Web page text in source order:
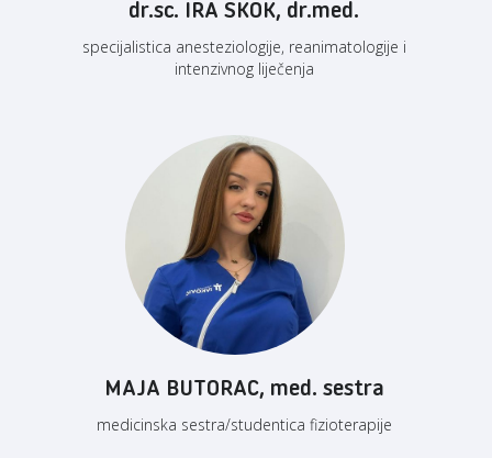
dr.sc. IRA SKOK, dr.med.
specijalistica anesteziologije, reanimatologije i
intenzivnog liječenja
MAJA BUTORAC, med. sestra
medicinska sestra/studentica fizioterapije